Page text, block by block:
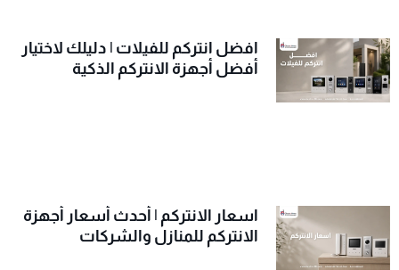
افضل انتركم للفيلات | دليلك لاختيار
أفضل أجهزة الانتركم الذكية
اسعار الانتركم | أحدث أسعار أجهزة
الانتركم للمنازل والشركات